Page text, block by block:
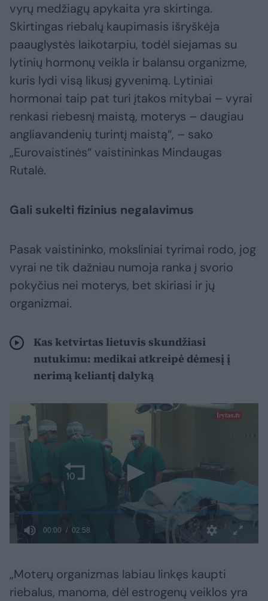
vyrų medžiagų apykaita yra skirtinga.
Skirtingas riebalų kaupimasis išryškėja
paauglystės laikotarpiu, todėl siejamas su
lytinių hormonų veikla ir balansu organizme,
kuris lydi visą likusį gyvenimą. Lytiniai
hormonai taip pat turi įtakos mitybai – vyrai
renkasi riebesnį maistą, moterys – daugiau
angliavandenių turintį maistą“, – sako
„Eurovaistinės“ vaistininkas Mindaugas
Rutalė.
Gali sukelti fizinius negalavimus
Pasak vaistininko, moksliniai tyrimai rodo, jog
vyrai ne tik dažniau numoja ranka į svorio
pokyčius nei moterys, bet skiriasi ir jų
organizmai.
Kas ketvirtas lietuvis skundžiasi
nutukimu: medikai atkreipė dėmesį į
nerimą keliantį dalyką
„Moterų organizmas labiau linkęs kaupti
riebalus, manoma, dėl estrogenų veiklos yra